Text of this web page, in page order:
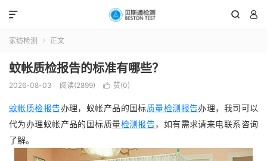
 

家纺检测  正文
蚊帐质检报告的标准有哪些？
2026-08-03 阅读(2899)  赞(0)
蚊帐质检报告办理，蚁帐产品的国标质量检测报告办理，我司可以
代为办理蚁帐产品的国标质量检测报告，如有需求请来电联系咨询
了解。